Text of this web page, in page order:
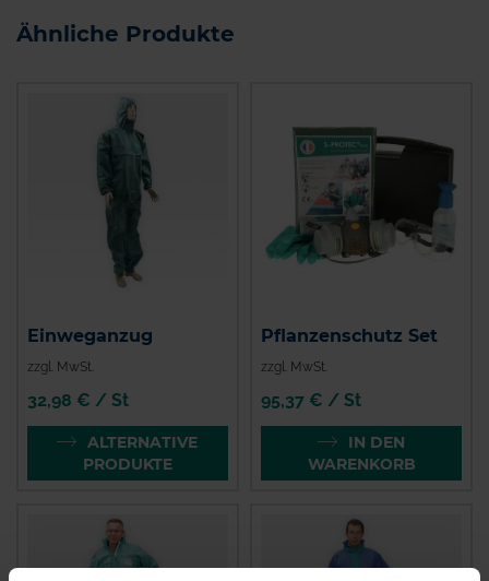
Ähnliche Produkte
Einweganzug
zzgl. MwSt.
32,98 € / St
ALTERNATIVE
PRODUKTE
Pflanzenschutz Set
zzgl. MwSt.
95,37 € / St
IN DEN
WARENKORB